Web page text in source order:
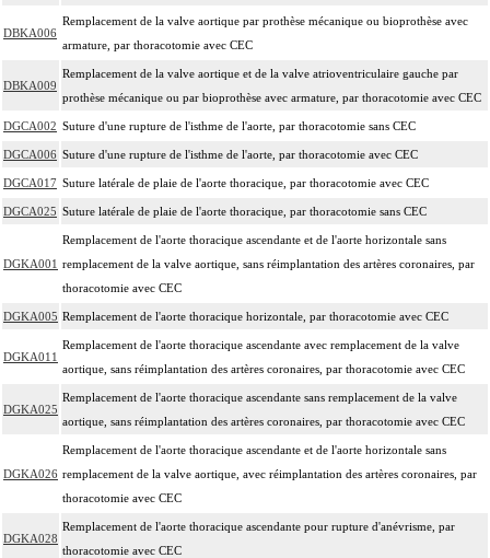
DBKA006
Remplacement de la valve aortique par prothèse mécanique ou bioprothèse avec
armature, par thoracotomie avec CEC
DBKA009
Remplacement de la valve aortique et de la valve atrioventriculaire gauche par
prothèse mécanique ou par bioprothèse avec armature, par thoracotomie avec CEC
DGCA002 Suture d'une rupture de l'isthme de l'aorte, par thoracotomie sans CEC
DGCA006 Suture d'une rupture de l'isthme de l'aorte, par thoracotomie avec CEC
DGCA017 Suture latérale de plaie de l'aorte thoracique, par thoracotomie avec CEC
DGCA025 Suture latérale de plaie de l'aorte thoracique, par thoracotomie sans CEC
DGKA001
Remplacement de l'aorte thoracique ascendante et de l'aorte horizontale sans
remplacement de la valve aortique, sans réimplantation des artères coronaires, par
thoracotomie avec CEC
DGKA005 Remplacement de l'aorte thoracique horizontale, par thoracotomie avec CEC
DGKA011
Remplacement de l'aorte thoracique ascendante avec remplacement de la valve
aortique, sans réimplantation des artères coronaires, par thoracotomie avec CEC
DGKA025
Remplacement de l'aorte thoracique ascendante sans remplacement de la valve
aortique, sans réimplantation des artères coronaires, par thoracotomie avec CEC
DGKA026
Remplacement de l'aorte thoracique ascendante et de l'aorte horizontale sans
remplacement de la valve aortique, avec réimplantation des artères coronaires, par
thoracotomie avec CEC
DGKA028
Remplacement de l'aorte thoracique ascendante pour rupture d'anévrisme, par
thoracotomie avec CEC